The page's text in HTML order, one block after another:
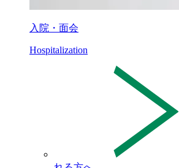
入院・面会
Hospitalization